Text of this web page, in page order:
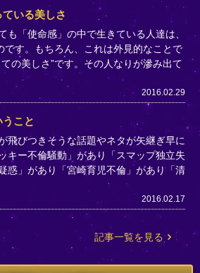
いる美しさ
も「使命感」の中で生きている人達は、
です。もちろん、これは外見的なことで
の美しさ”です。その人なりが滲み出て
2016.02.29
うこと
飛びつきそうな話題やネタが矢継ぎ早に
キー不倫騒動」があり「スマップ独立失
惑」があり「宮崎育児不倫」があり「清
2016.02.17
記事一覧を見る